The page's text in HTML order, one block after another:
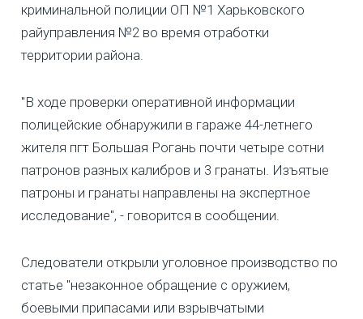
криминальной полиции ОП №1 Харьковского
райуправления №2 во время отработки
территории района.
"В ходе проверки оперативной информации
полицейские обнаружили в гараже 44-летнего
жителя пгт Большая Рогань почти четыре сотни
патронов разных калибров и 3 гранаты. Изъятые
патроны и гранаты направлены на экспертное
исследование", - говорится в сообщении.
Следователи открыли уголовное производство по
статье "незаконное обращение с оружием,
боевыми припасами или взрывчатыми